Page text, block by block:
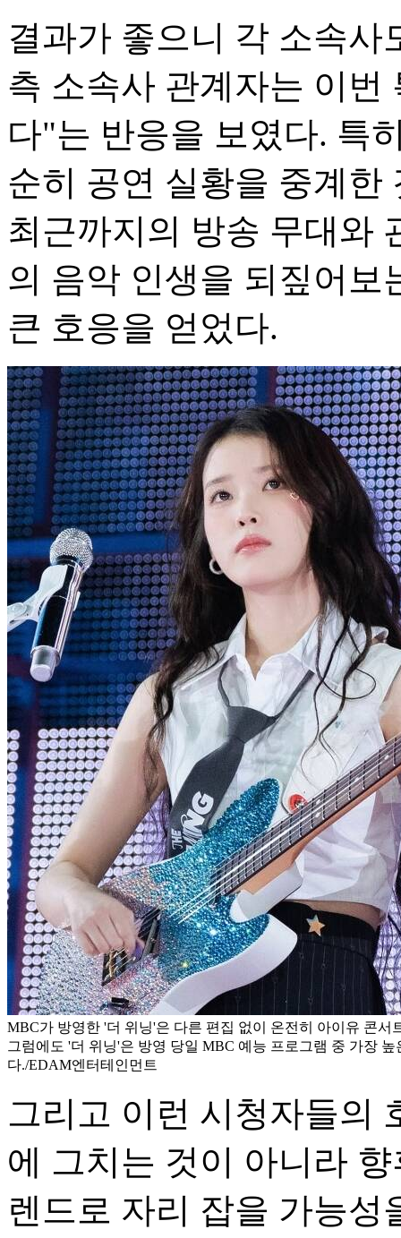
결과가 좋으니 각 소속
측 소속사 관계자는 이번
다"는 반응을 보였다. 특
순히 공연 실황을 중계한
최근까지의 방송 무대와
의 음악 인생을 되짚어보
큰 호응을 얻었다.
MBC가 방영한 '더 위닝'은 다른 편집 없이 온전히 아이유 콘서
그럼에도 '더 위닝'은 방영 당일 MBC 예능 프로그램 중 가장
다./EDAM엔터테인먼트
그리고 이런 시청자들의
에 그치는 것이 아니라
렌드로 자리 잡을 가능